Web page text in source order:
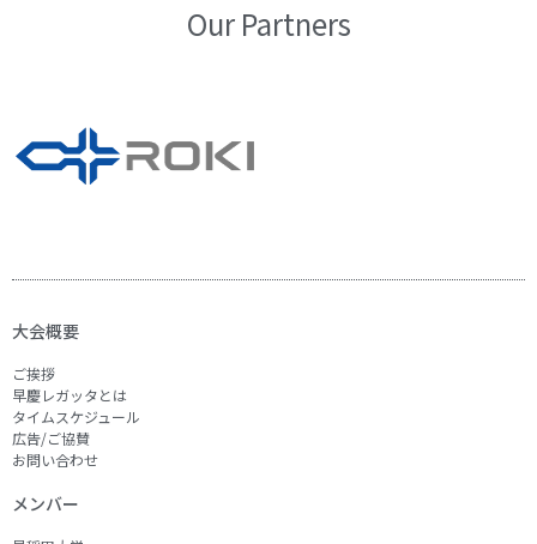
Our Partners
大会概要
ご挨拶
早慶レガッタとは
タイムスケジュール
広告/ご協賛
お問い合わせ
メンバー